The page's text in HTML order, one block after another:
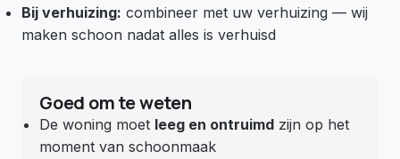
Bij verhuizing: combineer met uw verhuizing — wij
maken schoon nadat alles is verhuisd
Goed om te weten
De woning moet leeg en ontruimd zijn op het
moment van schoonmaak